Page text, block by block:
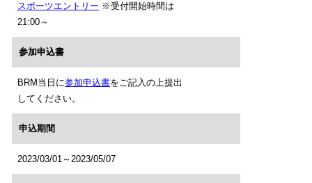
スポーツエントリー ※受付開始時間は
21:00～
参加申込書
BRM当日に参加申込書をご記入の上提出
してください。
申込期間
2023/03/01～2023/05/07